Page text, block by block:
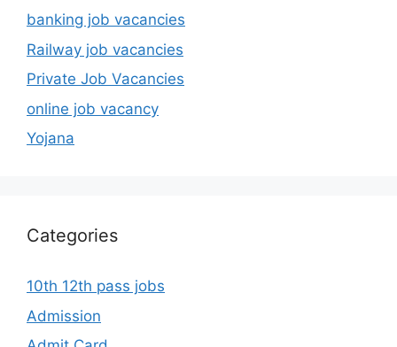
banking job vacancies
Railway job vacancies
Private Job Vacancies
online job vacancy
Yojana
Categories
10th 12th pass jobs
Admission